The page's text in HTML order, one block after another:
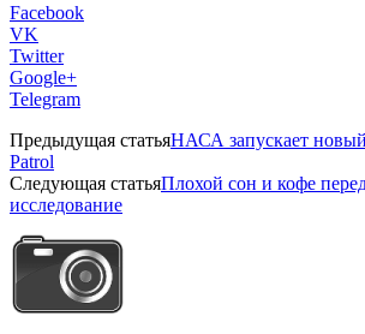
Facebook
VK
Twitter
Google+
Telegram
Предыдущая статьяНАСА запускает
Patrol
Следующая статьяПлохой сон и кофе
исследование